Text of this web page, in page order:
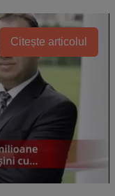
Citește articolul